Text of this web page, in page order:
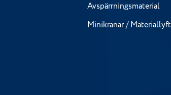
Avspärrningsmaterial
Minikranar / Materiallyft